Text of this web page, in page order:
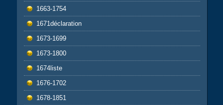
1663-1754
1671déclaration
1673-1699
1673-1800
1674liste
1676-1702
1678-1851